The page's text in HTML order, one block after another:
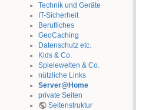
Technik und Geräte
IT-Sicherheit
Berufliches
GeoCaching
Datenschutz etc.
Kids & Co.
Spielewelten & Co.
nützliche Links
Server@Home
private Seiten
Seitenstruktur